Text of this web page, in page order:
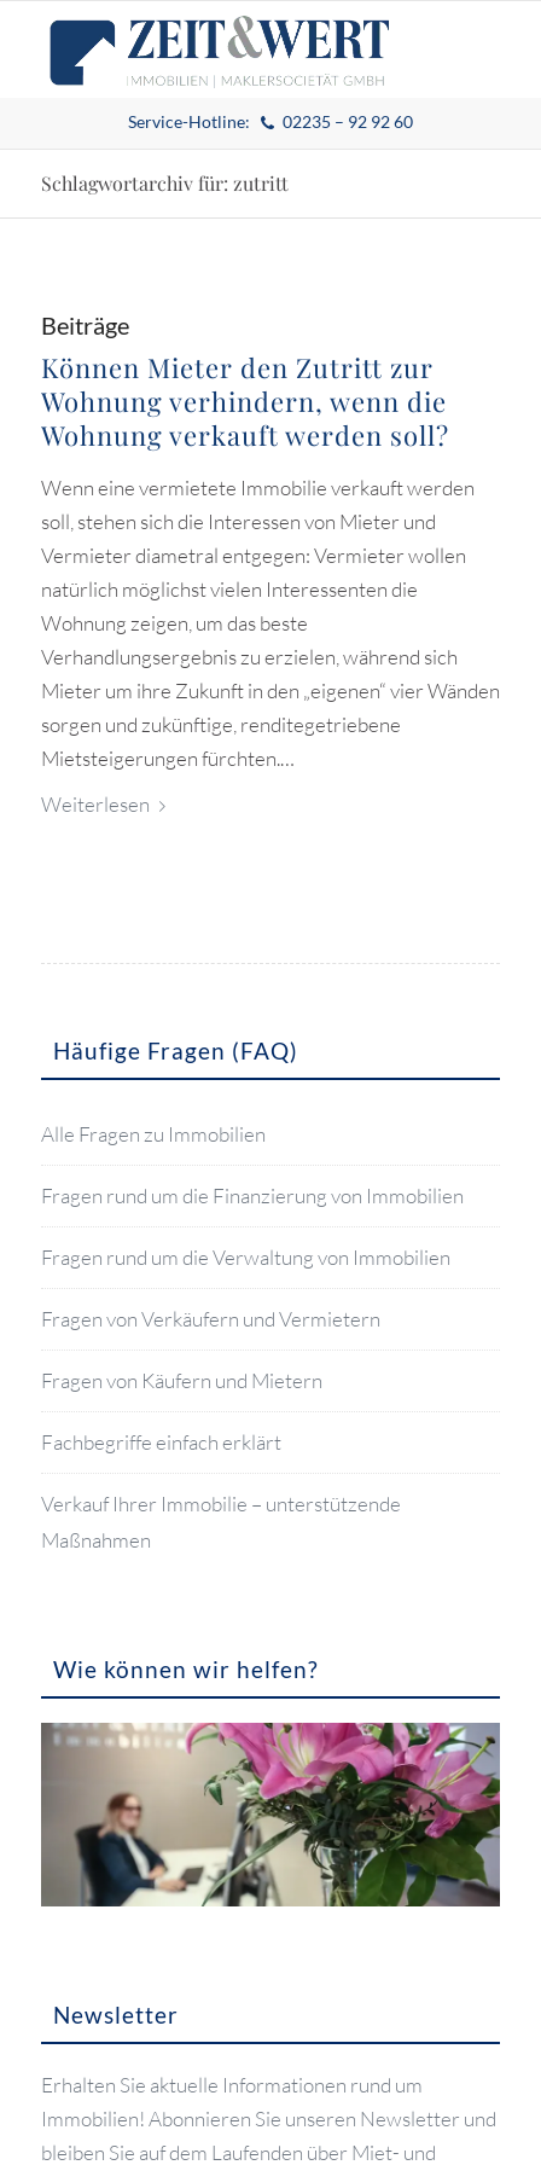
Service-Hotline: 02235 – 92 92 60
Schlagwortarchiv für: zutritt
Beiträge
Können Mieter den Zutritt zur
Wohnung verhindern, wenn die
Wohnung verkauft werden soll?
Wenn eine vermietete Immobilie verkauft werden
soll, stehen sich die Interessen von Mieter und
Vermieter diametral entgegen: Vermieter wollen
natürlich möglichst vielen Interessenten die
Wohnung zeigen, um das beste
Verhandlungsergebnis zu erzielen, während sich
Mieter um ihre Zukunft in den „eigenen“ vier Wänden
sorgen und zukünftige, renditegetriebene
Mietsteigerungen fürchten.…
Weiterlesen
Häufige Fragen (FAQ)
Alle Fragen zu Immobilien
Fragen rund um die Finanzierung von Immobilien
Fragen rund um die Verwaltung von Immobilien
Fragen von Verkäufern und Vermietern
Fragen von Käufern und Mietern
Fachbegriffe einfach erklärt
Verkauf Ihrer Immobilie – unterstützende
Maßnahmen
Wie können wir helfen?
Newsletter
Erhalten Sie aktuelle Informationen rund um
Immobilien! Abonnieren Sie unseren Newsletter und
bleiben Sie auf dem Laufenden über Miet- und